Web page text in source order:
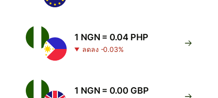
1 NGN = 0.04 PHP
ลดลง -0.03%
1 NGN = 0.00 GBP